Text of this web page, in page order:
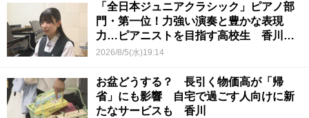
「全日本ジュニアクラシック」ピアノ部
門・第一位！力強い演奏と豊かな表現
力…ピアニストを目指す高校生 香川
【青春のキセキ】
2026/8/5(水)19:14
お盆どうする？ 長引く物価高が「帰
省」にも影響 自宅で過ごす人向けに新
たなサービスも 香川